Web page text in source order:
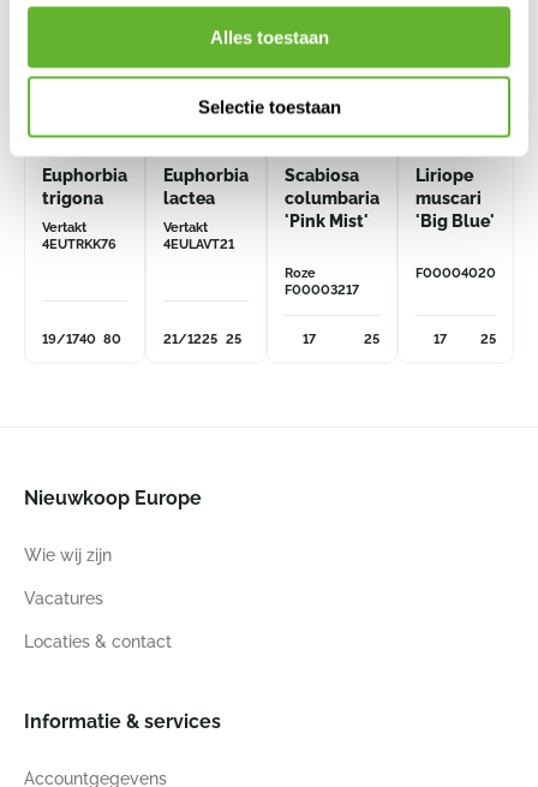
Alles toestaan
Selectie toestaan
Euphorbia
trigona
Vertakt
4EUTRKK76
19/1740 80
Euphorbia
lactea
Vertakt
4EULAVT21
21/1225 25
Scabiosa
columbaria
'Pink Mist'
Roze
F00003217
17 25
Liriope
muscari
'Big Blue'
F00004020
17 25
Nieuwkoop Europe
Wie wij zijn
Vacatures
Locaties & contact
Informatie & services
Accountgegevens